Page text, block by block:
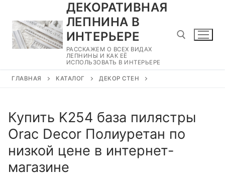
содержимому
ДЕКОРАТИВНАЯ
ЛЕПНИНА В
ИНТЕРЬЕРЕ
РАССКАЖЕМ О ВСЕХ ВИДАХ
ЛЕПНИНЫ И КАК ЕЁ
ИСПОЛЬЗОВАТЬ В ИНТЕРЬЕРЕ
ГЛАВНАЯ КАТАЛОГ ДЕКОР СТЕН
Купить K254 база пилястры
Orac Decor Полиуретан по
низкой цене в интернет-
магазине